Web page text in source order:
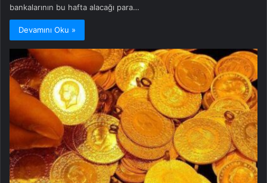
bankalarının bu hafta alacağı para…
Devamını Oku »